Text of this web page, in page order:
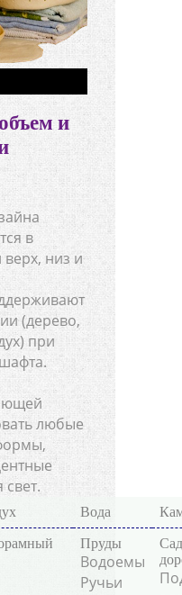
и
в
низ и
(дерево,
при
любые
свет.
Вода
Пруды
Водоемы
Ручьи